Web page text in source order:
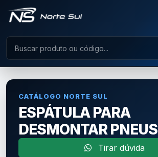
CATÁLOGO NORTE SUL
ESPÁTULA PARA
DESMONTAR PNEUS
Tirar dúvida